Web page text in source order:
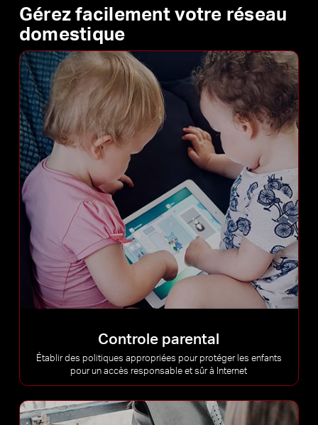
Gérez facilement votre réseau
domestique
Controle parental
Établir des politiques appropriées pour protéger les enfants
pour un accès responsable et sûr à Internet